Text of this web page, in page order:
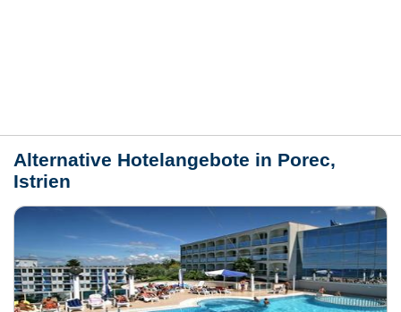
Alternative Hotelangebote in Porec,
Istrien